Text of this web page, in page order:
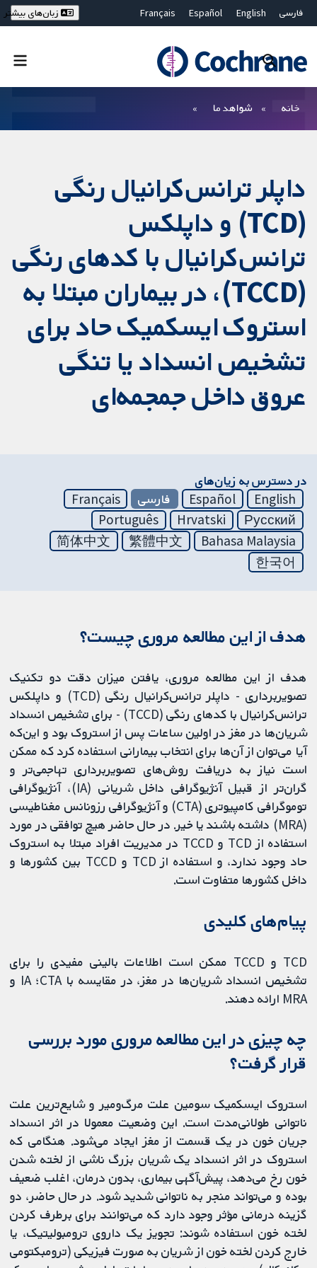
فارسی English
Español
Français
Bahasa Malaysia
ไทย
繁體中文
زبان‌های بیشتر
خانه شواهد ما
داپلر ترانس‌کرانیال رنگی
(TCD) و داپلکس
ترانس‌کرانیال با کدهای رنگی
(TCCD)، در بیماران مبتلا به
استروک ایسکمیک حاد برای
تشخیص انسداد یا تنگی
عروق داخل جمجمه‌ای
در دسترس به زیان‌های
English
Español فارسی
Français
Русский
Hrvatski
Português
Bahasa Malaysia
繁體中文
简体中文
한국어
هدف از این مطالعه مروری چیست؟
هدف از این مطالعه مروری، یافتن میزان دقت دو تکنیک
تصویربرداری - داپلر ترانس‌کرانیال رنگی (TCD) و داپلکس
ترانس‌کرانیال با کدهای رنگی (TCCD) - برای تشخیص انسداد
شریان‌ها در مغز در اولین ساعات پس از استروک بود و این‌که
آیا می‌توان از آن‌ها برای انتخاب بیمارانی استفاده کرد که ممکن
است نیاز به دریافت روش‌های تصویربرداری تهاجمی‌تر و
گران‌تر از قبیل آنژیوگرافی داخل شریانی (IA)، آنژیوگرافی
توموگرافی کامپیوتری (CTA) و آنژیوگرافی رزونانس مغناطیسی
(MRA) داشته‌ باشند یا خیر. در حال حاضر هیچ توافقی در مورد
استفاده از TCD و TCCD در مدیریت افراد مبتلا به استروک
حاد وجود ندارد، و استفاده از TCD و TCCD بین کشورها و
داخل کشورها متفاوت است.
پیام‌های کلیدی
TCD و TCCD ممکن است اطلاعات بالینی مفیدی را برای
تشخیص انسداد شریان‌ها در مغز، در مقایسه با CTA؛ IA و
MRA ارائه دهند.
چه چیزی در این مطالعه مروری مورد بررسی
قرار گرفت؟
استروک ایسکمیک سومین علت مرگ‌ومیر و شایع‌ترین علت
ناتوانی طولانی‌مدت است. این وضعیت معمولا در اثر انسداد
جریان خون در یک قسمت از مغز ایجاد می‌شود. هنگامی که
استروک در اثر انسداد یک شریان بزرگ ناشی از لخته شدن
خون رخ می‌دهد، پیش‌‌آگهی بیماری، بدون درمان، اغلب ضعیف
بوده و می‌تواند منجر به ناتوانی شدید شود. در حال حاضر، دو
گزینه درمانی مؤثر وجود دارد که می‌توانند برای برطرف کردن
لخته خون استفاده شوند: تجویز یک داروی ترومبولیتیک، یا
خارج کردن لخته خون از شریان به صورت فیزیکی (ترومبکتومی